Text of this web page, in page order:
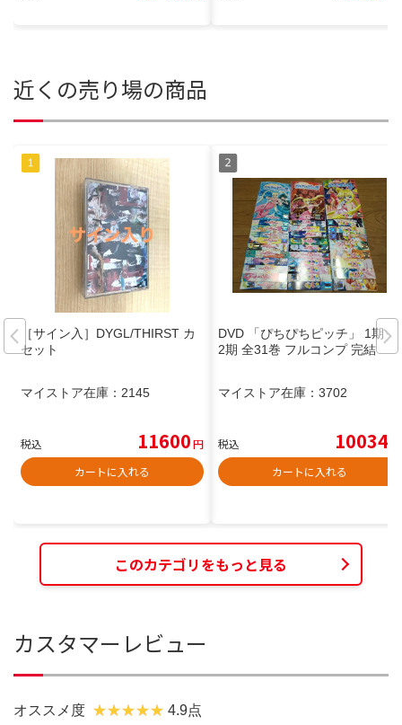
近くの売り場の商品
［サイン入］DYGL/THIRST カ
セット
マイストア在庫： 2145
税込 11600円
カートに入れる
DVD 「ぴちぴちピッチ」 1期＋
2期 全31巻 フルコンプ 完結
マイストア在庫： 3702
税込 10034
カートに入れる
このカテゴリをもっと見る
カスタマーレビュー
オススメ度 4.9点